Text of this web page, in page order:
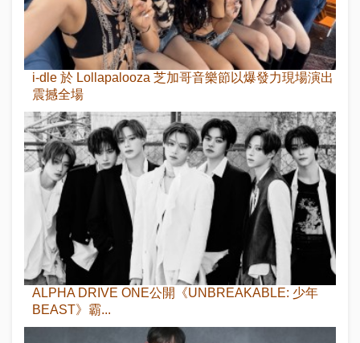
i-dle 於 Lollapalooza 芝加哥音樂節以爆發力現場演出
震撼全場
ALPHA DRIVE ONE公開《UNBREAKABLE: 少年
BEAST》霸...